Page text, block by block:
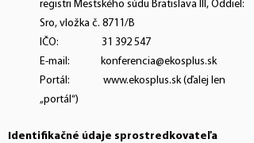
registri Mestského súdu Bratislava III, Oddiel:
Sro, vložka č. 8711/B
IČO: 31 392 547
E-mail: konferencia@ekosplus.sk
Portál: www.ekosplus.sk(ďalej len
„portál“)
Identifikačné údaje sprostredkovateľa